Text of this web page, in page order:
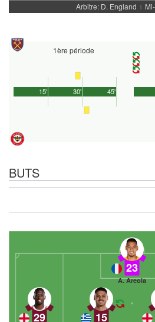
Arbitre: D. England
|
1ère période
45'
15' 30'
BUTS
23
A. Areola
15
29